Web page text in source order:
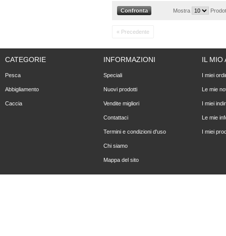
Mostra
« Precedente
CATEGORIE
Pesca
Abbigliamento
Caccia
INFORMAZIONI
Speciali
Nuovi prodotti
Vendite migliori
Contattaci
Termini e condizioni d'uso
Chi siamo
Mappa del sito
IL MIO
I miei
Le mie
I miei
Le mie
I miei